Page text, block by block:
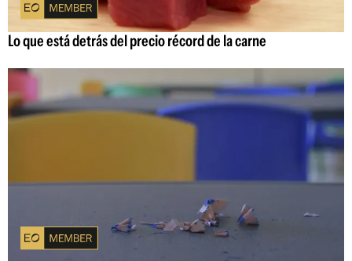
Lo que está detrás del precio récord de la carne